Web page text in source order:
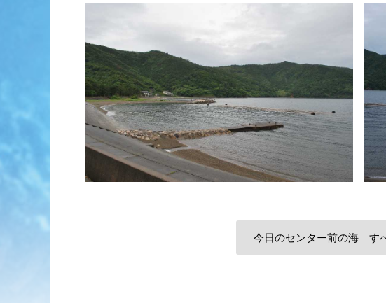
今日のセンター前の海 す